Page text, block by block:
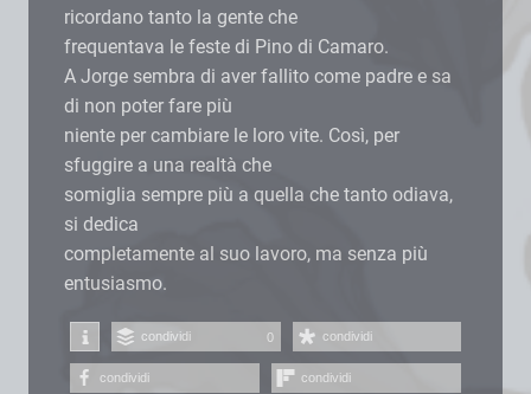
ricordano tanto la gente che
frequentava le feste di Pino di Camaro.
A Jorge sembra di aver fallito come padre e sa
di non poter fare più
niente per cambiare le loro vite. Così, per
sfuggire a una realtà che
somiglia sempre più a quella che tanto odiava,
si dedica
completamente al suo lavoro, ma senza più
entusiasmo.
condividi 0 condividi
condividi condividi